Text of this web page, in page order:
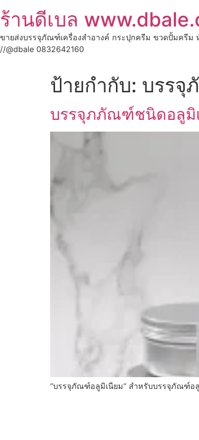
ร้านดีเบล
ขายส่งบรรจุภัณฑ์เครื่องสำอางค์ กระปุกครีม ขวดปั้มครีม
//@dbale 0832642160
ป้ายกำกับ: บรรจุ
บรรจุภภัณฑ์ชนิดอลูมิ
“บรรจุภัณฑ์อลูมิเนียม“ สำหรับบรรจุภัณฑ์อ